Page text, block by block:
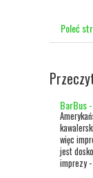
Poleć
BarBus
więc
jest
imprezy